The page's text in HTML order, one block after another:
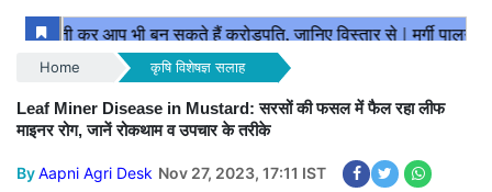
Home कृषि विशेषज्ञ सलाह
Leaf Miner Disease in Mustard: सरसों की फसल में फैल रहा लीफ
माइनर रोग, जानें रोकथाम व उपचार के तरीके
ByAapni Agri Desk Nov 27, 2023, 17:11 IST